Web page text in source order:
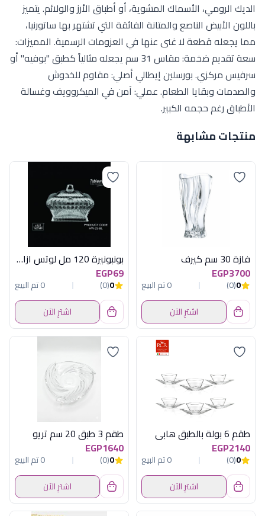
الديك الرومي، الأسماك المشوية، أو أطباق الأرز والولائم. يتميز
باللون الأبيض الناصع والمتانة الفائقة التي تشتهر بها ساتورنيا،
مما يجعله قطعة لا غنى عنها في العزومات الرسمية. المميزات:
سعة تقديم ضخمة: مقاس 31 سم يجعله مثالياً كطبق "بوفيه" أو
سرفيس مركزي. بورسلين إيطالي أصلي: مقاوم للخدوش
والصدمات وبقايا الطعام. عملي: آمن في الميكروويف وغسالة
الأطباق رغم حجمه الكبير.
منتجات مشابهة
فازة 30 سم كيرف
EGP3700
0
(0)
0 تم البيع
اشترِ الآن
بونبونيرة 120 مل لوتس ازاد اكريلك سعودى
EGP69
0
(0)
0 تم البيع
اشترِ الآن
طقم 6 بولة بالطبق هابى
EGP2140
0
(0)
0 تم البيع
اشترِ الآن
طقم 3 طبق 20 سم تريو
EGP1640
0
(0)
0 تم البيع
اشترِ الآن